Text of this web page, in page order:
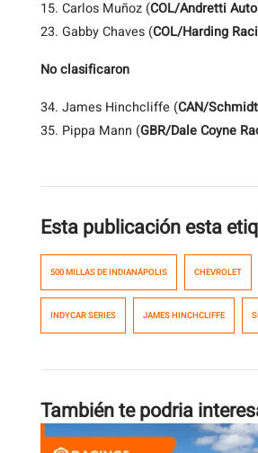
15. Carlos Muñoz (COL/Andretti
23. Gabby Chaves (COL/Harding
No clasificaron
34. James Hinchcliffe (CAN/
35. Pippa Mann (GBR/Dale Coyne
Esta publicación esta
500 MILLAS DE INDIANÁPOLIS CHEVROLET
INDYCAR SERIES JAMES HINCHCLIFFE
También te podria